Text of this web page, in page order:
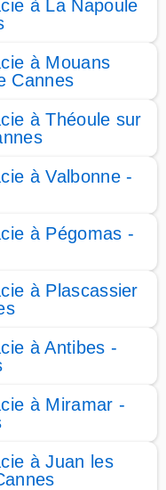
à La Napoule
à Mouans
Cannes
à Théoule sur
à Valbonne -
à Pégomas -
à Plascassier
à Antibes -
à Miramar -
à Juan les